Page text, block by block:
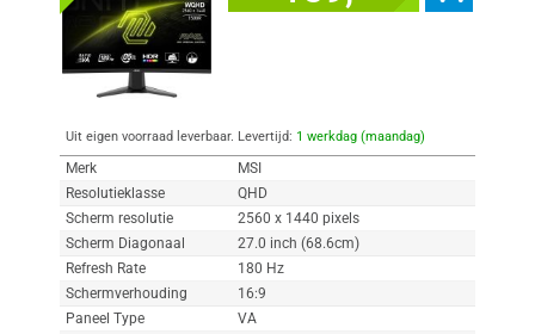
Uit eigen voorraad leverbaar. Levertijd: 1 werkdag (maandag)
Merk
MSI
Resolutieklasse
QHD
Scherm resolutie
2560 x 1440 pixels
Scherm Diagonaal
27.0 inch (68.6cm)
Refresh Rate
180 Hz
Schermverhouding
16:9
Paneel Type
VA